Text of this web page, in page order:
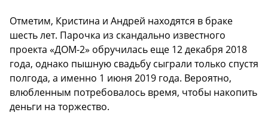
Отметим, Кристина и Андрей находятся в браке
шесть лет. Парочка из скандально известного
проекта «ДОМ-2» обручилась еще 12 декабря 2018
года, однако пышную свадьбу сыграли только спустя
полгода, а именно 1 июня 2019 года. Вероятно,
влюбленным потребовалось время, чтобы накопить
деньги на торжество.